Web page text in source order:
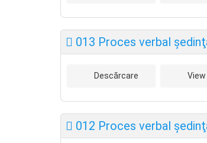
013 Proces verbal
Descărcare View
012 Proces verbal